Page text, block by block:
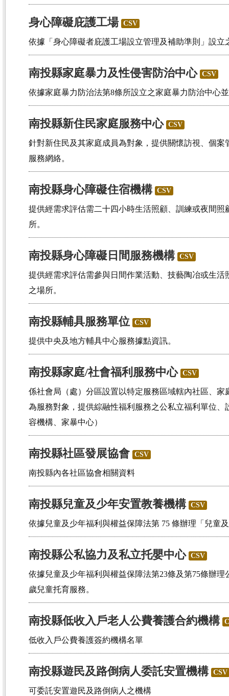
身心障礙庇護工場 CSV
依據「身心障礙者庇護工場設立管理及補助準則」設立
南投縣家庭暴力及性侵害防治中心 CSV
依據家庭暴力防治法第8條所設立之家庭暴力防治中心
南投縣新住民家庭服務中心 CSV
針對新住民及其家庭成員為對象，提供關懷訪視、個
服務網絡。
南投縣身心障礙住宿機構 CSV
提供經需求評估需二十四小時生活照顧、訓練或夜間
所。
南投縣身心障礙日間服務機構 CSV
提供經需求評估需參與日間作業活動、技藝陶冶或生
之場所。
南投縣輔具服務單位 CSV
提供中央及地方輔具中心服務據點資訊。
南投縣家庭/社會福利服務中心 CSV
係社會局（處）分區設置以特定服務區域轄內社區、
為服務對象，提供綜融性福利服務之公私立福利單位
容機構、家暴中心）
南投縣社區發展協會 CSV
南投縣內各社區協會相關資料
南投縣兒童及少年安置教養機構 CSV
依據兒童及少年福利與權益保障法第 75 條辦理「兒童
南投縣公私協力及私立托嬰中心 CSV
依據兒童及少年福利與權益保障法第23條及第75條辦
歲兒童托育服務。
南投縣低收入戶老人公費養護合約機構
低收入戶公費養護簽約機構名單
南投縣遊民及路倒病人委託安置機構 CSV
可委託安置遊民及路倒病人之機構